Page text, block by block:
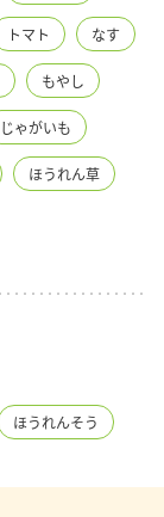
トマト なす
もやし
じゃがいも
ほうれん草
ほうれんそう